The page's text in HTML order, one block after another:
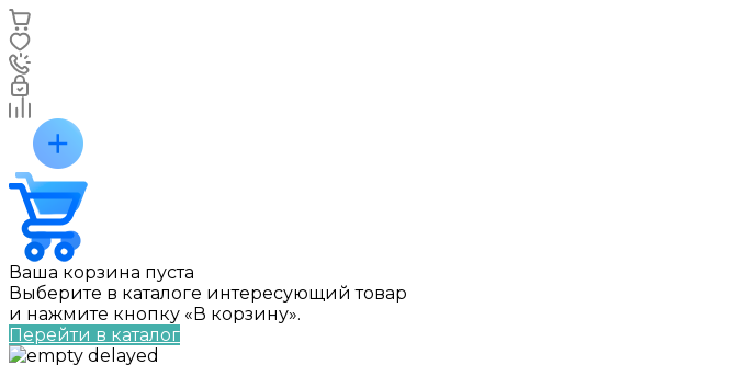
Ваша корзина пуста
Выберите в каталоге интересующий товар
и нажмите кнопку «В корзину».
Перейти в каталог